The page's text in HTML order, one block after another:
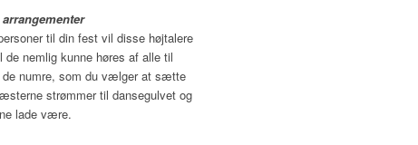
til din fest vil disse højtalere
nemlig kunne høres af alle til
de numre, som du vælger at sætte
strømmer til dansegulvet og
lade være.